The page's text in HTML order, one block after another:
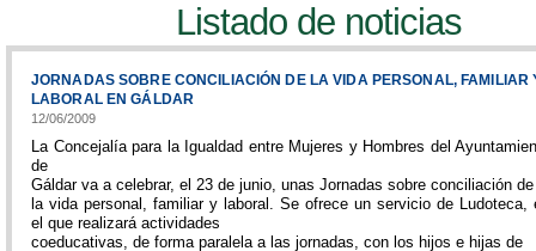
Listado de noticias
JORNADAS SOBRE CONCILIACIÓN DE LA VIDA PERSONAL, FAMILIAR
LABORAL EN GÁLDAR
12/06/2009
La Concejalía para la Igualdad entre Mujeres y Hombres del
de
Gáldar va a celebrar, el 23 de junio, unas Jornadas sobre conciliación de
la vida personal, familiar y laboral. Se ofrece un servicio de Ludoteca,
el que realizará actividades
coeducativas, de forma paralela a las jornadas, con los hijos e hijas de